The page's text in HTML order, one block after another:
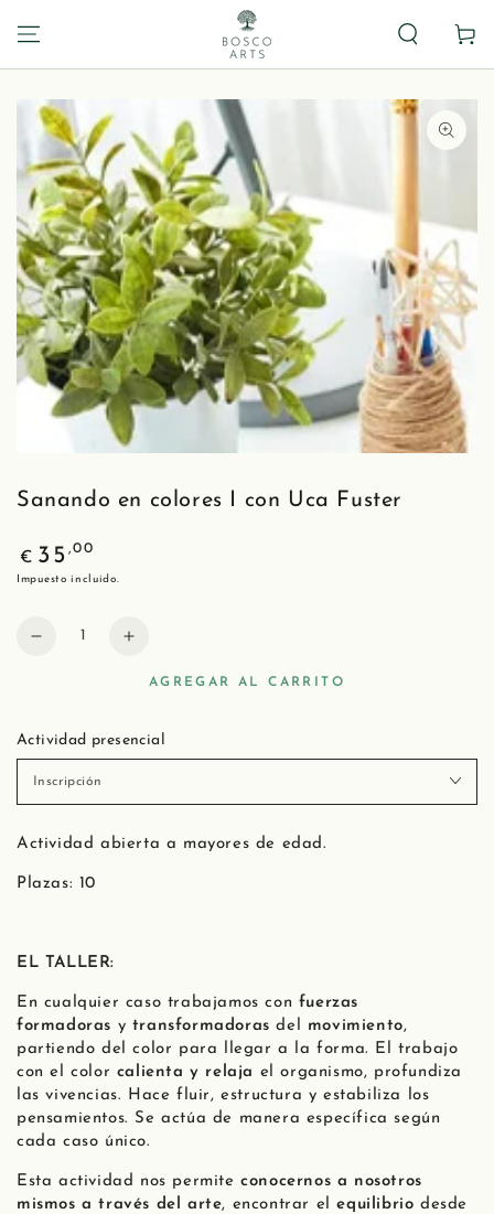
Carrito
Sanando en colores I con Uca Fuster
€ 35 ,00
Impuesto incluido.
AGREGAR AL CARRITO
Actividad presencial
Actividad abierta a mayores de edad.
Plazas: 10
EL TALLER:
En cualquier caso trabajamos con fuerzas
formadoras y transformadoras del movimiento,
partiendo del color para llegar a la forma. El trabajo
con el color calienta y relaja el organismo, profundiza
las vivencias. Hace fluir, estructura y estabiliza los
pensamientos. Se actúa de manera específica según
cada caso único.
Esta actividad nos permite conocernos a nosotros
mismos a través del arte, encontrar elequilibrio desde